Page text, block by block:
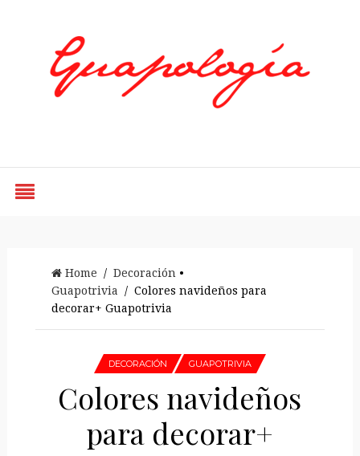
Home / Decoración •
Guapotrivia / Colores navideños para
decorar+ Guapotrivia
DECORACIÓN GUAPOTRIVIA
Colores navideños
para decorar+